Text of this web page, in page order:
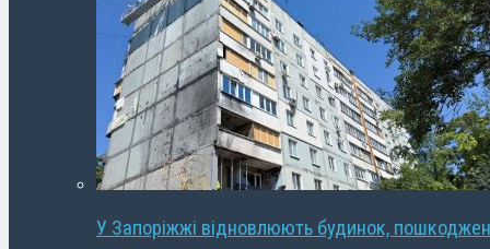
У Запоріжжі відновлюють будинок,